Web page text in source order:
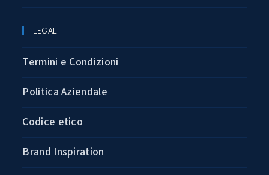
LEGAL
Termini e Condizioni
Politica Aziendale
Codice etico
Brand Inspiration